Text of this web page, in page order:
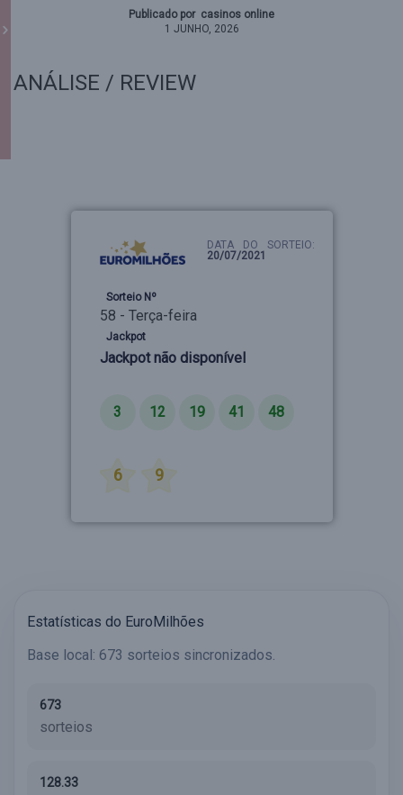
Publicado por casinos online
1 JUNHO, 2026
ANÁLISE / REVIEW
DATA DO SORTEIO:
20/07/2021
Sorteio Nº
58 - Terça-feira
Jackpot
Jackpot não disponível
3 12 19 41 48
6 9
Estatísticas do EuroMilhões
Base local: 673 sorteios sincronizados.
673
sorteios
128.33